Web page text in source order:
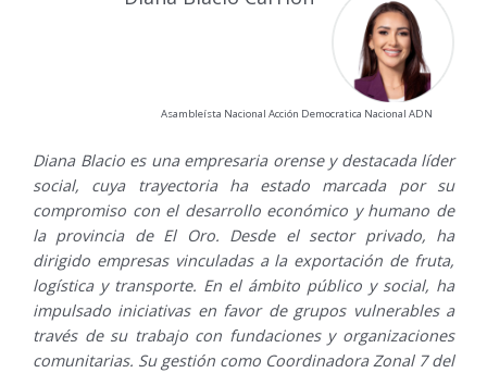
Asambleísta Nacional Acción Democratica Nacional ADN
Diana Blacio es una empresaria orense y destacada líder
social, cuya trayectoria ha estado marcada por su
compromiso con el desarrollo económico y humano de
la provincia de El Oro. Desde el sector privado, ha
dirigido empresas vinculadas a la exportación de fruta,
logística y transporte. En el ámbito público y social, ha
impulsado iniciativas en favor de grupos vulnerables a
través de su trabajo con fundaciones y organizaciones
comunitarias. Su gestión como Coordinadora Zonal 7 del